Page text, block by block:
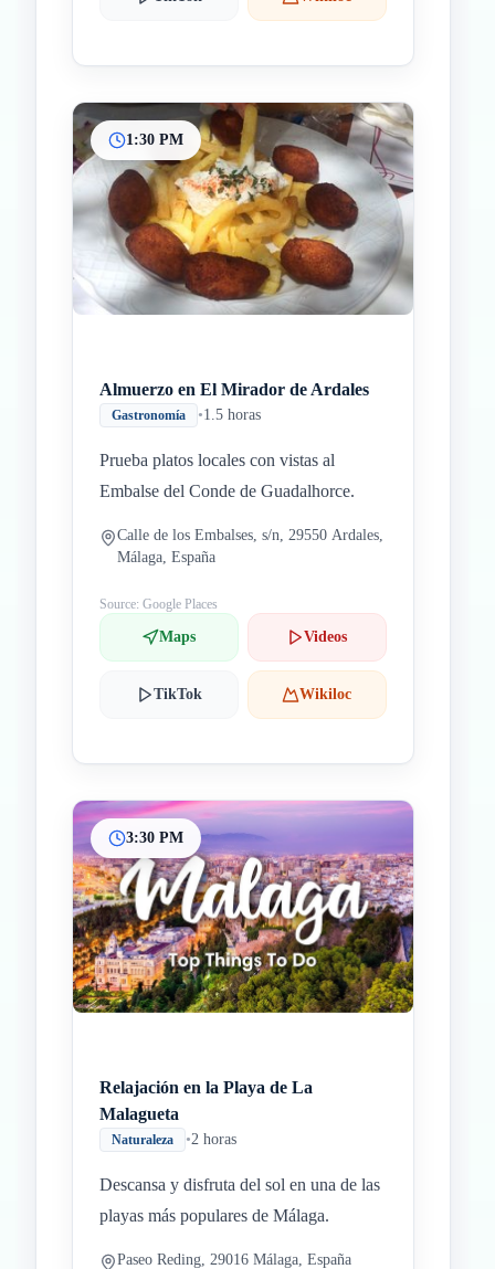
1:30 PM
Almuerzo en El Mirador de Ardales
Gastronomía •1.5 horas
Prueba platos locales con vistas al
Embalse del Conde de Guadalhorce.
Calle de los Embalses, s/n, 29550 Ardales,
Málaga, España
Source: Google Places
Maps Videos
TikTok Wikiloc
3:30 PM
Relajación en la Playa de La
Malagueta
Naturaleza •2 horas
Descansa y disfruta del sol en una de las
playas más populares de Málaga.
Paseo Reding, 29016 Málaga, España